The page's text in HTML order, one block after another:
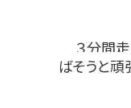
３分間
ばそうと頑